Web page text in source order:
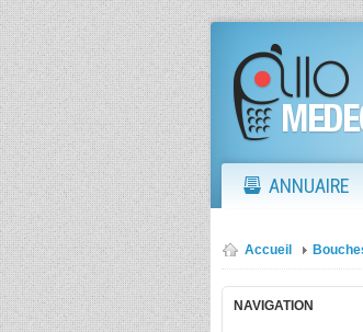
ANNUAIRE
Accueil
NAVIGATION